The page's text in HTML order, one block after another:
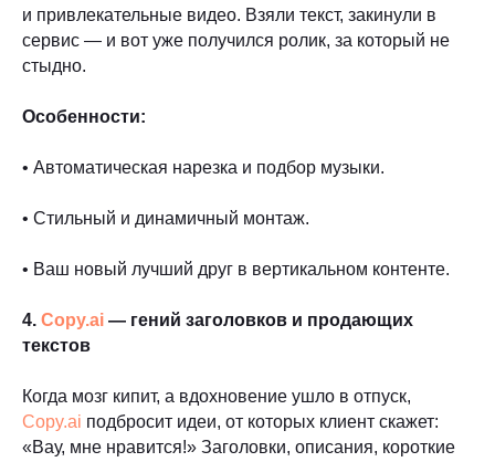
и привлекательные видео. Взяли текст, закинули в
сервис — и вот уже получился ролик, за который не
стыдно.
Особенности:
• Автоматическая нарезка и подбор музыки.
• Стильный и динамичный монтаж.
• Ваш новый лучший друг в вертикальном контенте.
4. Copy.ai — гений заголовков и продающих
текстов
Когда мозг кипит, а вдохновение ушло в отпуск,
Copy.ai подбросит идеи, от которых клиент скажет:
«Вау, мне нравится!» Заголовки, описания, короткие